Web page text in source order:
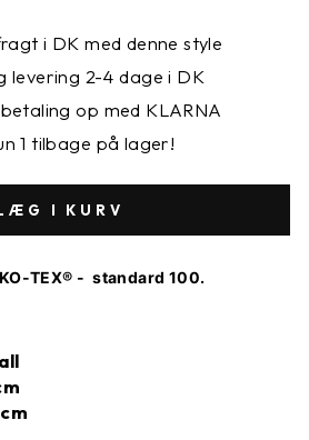
i DK med denne style
levering 2-4 dage i DK
op med KLARNA
1 tilbage på lager!
I KURV
TEX® - standard 100.